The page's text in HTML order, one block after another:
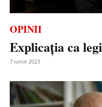
OPINII
Explicația ca
7 iunie 2023